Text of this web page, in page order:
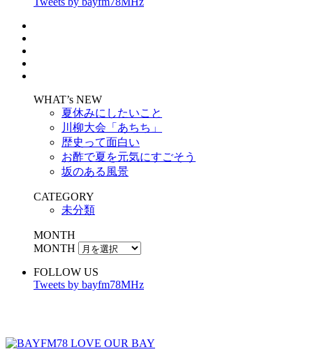
WHAT’s NEW
夏休みにしたいこと
川柳大会「あちち」
歴史って面白い
お酢で夏を元気にすごそう
坂のある風景
CATEGORY
未分類
MONTH
MONTH
FOLLOW US
Tweets by bayfm78MHz